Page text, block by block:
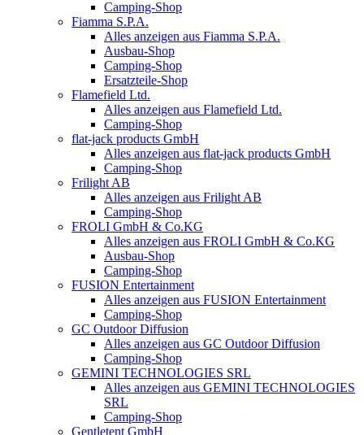
Camping-Shop
Fiamma S.P.A.
Alles anzeigen aus Fiamma S.P.A.
Ausbau-Shop
Camping-Shop
Ersatzteile-Shop
Flamefield Ltd.
Alles anzeigen aus Flamefield Ltd.
Camping-Shop
flat-jack products GmbH
Alles anzeigen aus flat-jack products GmbH
Camping-Shop
Frilight AB
Alles anzeigen aus Frilight AB
Camping-Shop
FROLI GmbH & Co.KG
Alles anzeigen aus FROLI GmbH & Co.KG
Ausbau-Shop
Camping-Shop
FUSION Entertainment
Alles anzeigen aus FUSION Entertainment
Camping-Shop
GC Outdoor Diffusion
Alles anzeigen aus GC Outdoor Diffusion
Camping-Shop
GEMINI TECHNOLOGIES SRL
Alles anzeigen aus GEMINI TECHNOLOGIES
SRL
Camping-Shop
Gentletent GmbH